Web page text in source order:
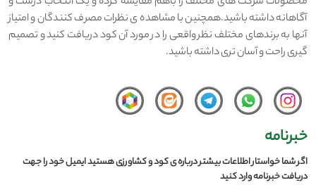
آگاهانه داشته باشید.همچنین با مشاهده ی نظرات مصرف کنندگان و امتیاز
آنها به برندهای مختلف نظر واقعی را در مورد آن کود دریافت کنید و تصمیم
گیری راحت و آسان تری داشته باشید.
خبرنامه
اگر شما خواستار اطلاعات بیشتر درباره ی کود و کشاورزی هستید ایمیل خود را جهت
دریافت خبرنامه وارد کنید